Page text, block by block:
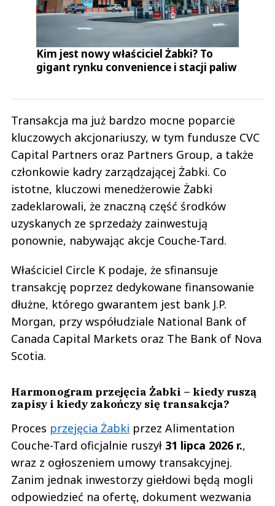
Kim jest nowy właściciel Żabki? To
gigant rynku convenience i stacji paliw
Transakcja ma już bardzo mocne poparcie
kluczowych akcjonariuszy, w tym fundusze CVC
Capital Partners oraz Partners Group, a także
członkowie kadry zarządzającej Żabki. Co
istotne, kluczowi menedżerowie Żabki
zadeklarowali, że znaczną część środków
uzyskanych ze sprzedaży zainwestują
ponownie, nabywając akcje Couche-Tard.
Właściciel Circle K podaje, że sfinansuje
transakcję poprzez dedykowane finansowanie
dłużne, którego gwarantem jest bank J.P.
Morgan, przy współudziale National Bank of
Canada Capital Markets oraz The Bank of Nova
Scotia.
Harmonogram przejęcia Żabki – kiedy ruszą
zapisy i kiedy zakończy się transakcja?
Proces przejęcia Żabki przez Alimentation
Couche-Tard oficjalnie ruszył 31 lipca 2026 r.,
wraz z ogłoszeniem umowy transakcyjnej.
Zanim jednak inwestorzy giełdowi będą mogli
odpowiedzieć na ofertę, dokument wezwania